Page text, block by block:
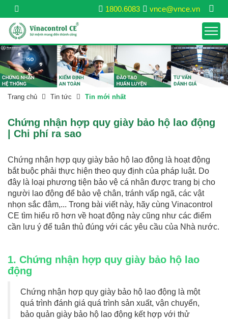
vnce@vnce.vn
1800.6083
Trang chủ Tin tức Tin mới nhất
Chứng nhận hợp quy giày bảo hộ lao động
| Chi phí ra sao
Chứng nhận hợp quy giày bảo hộ lao động là hoạt động
bắt buộc phải thực hiện theo quy định của pháp luật. Do
đây là loại phương tiện bảo vệ cá nhân được trang bị cho
người lao động để bảo vệ chân, tránh vấp ngã, các vật
nhọn sắc đâm,... Trong bài viết này, hãy cùng Vinacontrol
CE tìm hiểu rõ hơn về hoạt động này cũng như các điểm
cần lưu ý để tuân thủ đúng với các yêu cầu của Nhà nước.
1. Chứng nhận hợp quy giày bảo hộ lao
động
Chứng nhận hợp quy giày bảo hộ lao động là một
quá trình đánh giá quá trình sản xuất, vận chuyển,
bảo quản giày bảo hộ lao động kết hợp với thử